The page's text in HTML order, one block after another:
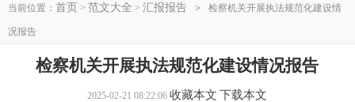
当前位置： 首页 > 范文大全 > 汇报报告 > 检察机关开展执法规范化建设情
况报告
检察机关开展执法规范化建设情况报告
2025-02-21 08:22:06 收藏本文 下载本文